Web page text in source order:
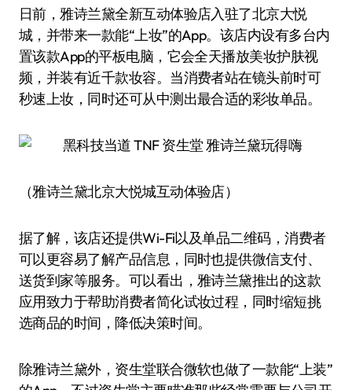
日前，雅诗兰黛全新互动体验店入驻了北京大悦
城，并带来一款能“上妆”的App。该店内设有多台内
置该款App的平板电脑，它会全天播放美妆护肤视
频，并装有近千款妆容。当消费者站在镜头前时可
秒速上妆，同时还可从中测出最合适的彩妆单品。
（雅诗兰黛北京大悦城互动体验店）
据了解，该店还提供Wi-Fi以及单品二维码，消费者
可以更容易了解产品信息，同时也提供微信支付、
送货到家等服务。可以看出，雅诗兰黛推出的这款
应用致力于帮助消费者简化试妆过程，同时缩短挑
选商品的时间，降低决策时间。
除雅诗兰黛外，资生堂联合微软也做了一款能“上装”